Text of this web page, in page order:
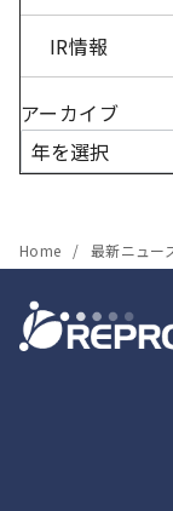
IR情報
アーカイブ
Home 最新ニュー